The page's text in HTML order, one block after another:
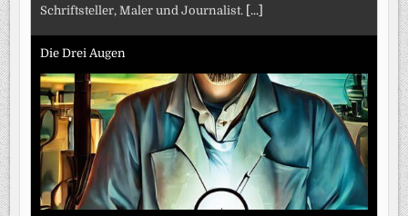
Schriftsteller, Maler und Journalist. [...]
Die Drei Augen